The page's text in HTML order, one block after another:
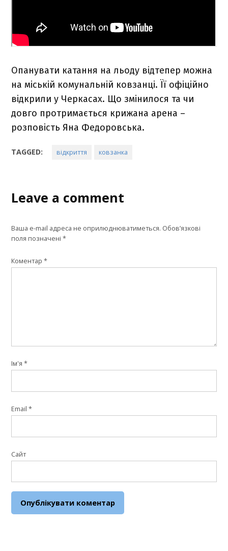
Опанувати катання на льоду відтепер можна
на міській комунальній ковзанці. Її офіційно
відкрили у Черкасах. Що змінилося та чи
довго протримається крижана арена –
розповість Яна Федоровська.
TAGGED: відкриття ковзанка
Leave a comment
Ваша e-mail адреса не оприлюднюватиметься. Обов’язкові
поля позначені*
Коментар*
Ім'я*
Email*
Сайт